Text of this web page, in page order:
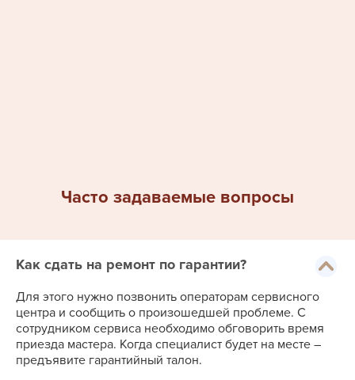
Часто задаваемые вопросы
Как сдать на ремонт по гарантии?
Для этого нужно позвонить операторам сервисного
центра и сообщить о произошедшей проблеме. С
сотрудником сервиса необходимо обговорить время
приезда мастера. Когда специалист будет на месте –
предъявите гарантийный талон.